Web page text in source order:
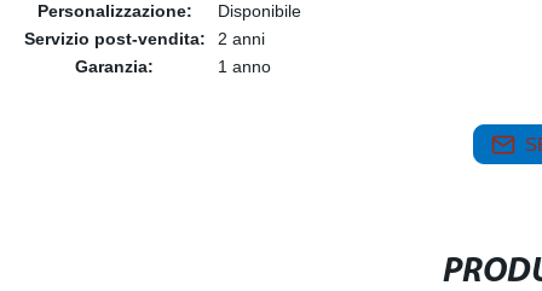
Personalizzazione:
Disponibile
Servizio post-vendita:
2 anni
Garanzia:
1 anno